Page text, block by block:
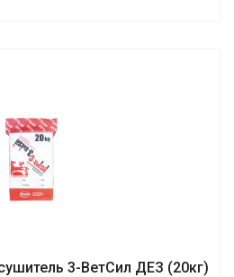
3-ВетСил ДЕЗ (20кг)